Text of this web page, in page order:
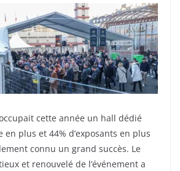
cette année un hall dédié
en plus et 44% d’exposants en plus
connu un grand succès. Le
et renouvelé de l’événement a